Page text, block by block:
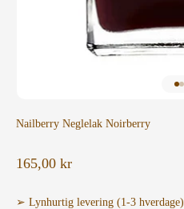
Nailberry Neglelak Noirberry
Salgspris
165,00 kr
➢ Lynhurtig levering (1-3 hverdage)